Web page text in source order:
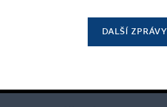
DALŠÍ ZPRÁVY